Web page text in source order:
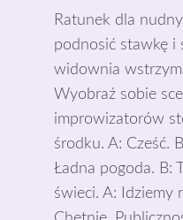
Ratunek dla
podnosić stawkę i
widownia
Wyobraź sobie
improwizatorów
środku. A: Cześć.
Ładna pogoda. B:
świeci. A: Idziemy